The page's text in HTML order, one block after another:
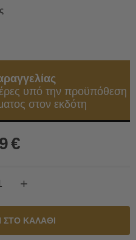
υπό την προϋπόθεση
στον εκδότη
€
+
ΚΑΛΑΘΙ